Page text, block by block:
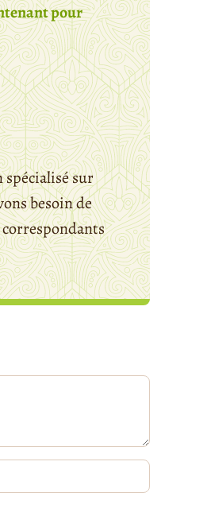
pour
spécialisé sur
besoin de